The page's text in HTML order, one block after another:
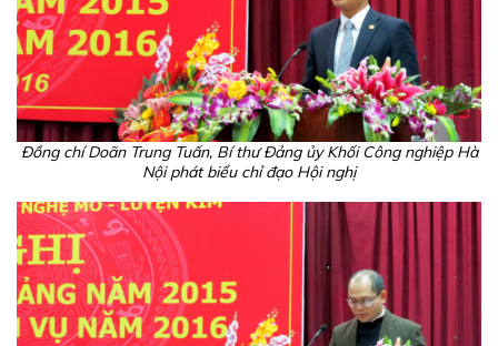
Đồng chí Doãn Trung Tuấn, Bí thư Đảng ủy Khối Công nghiệp Hà
Nội phát biểu chỉ đạo Hội nghị